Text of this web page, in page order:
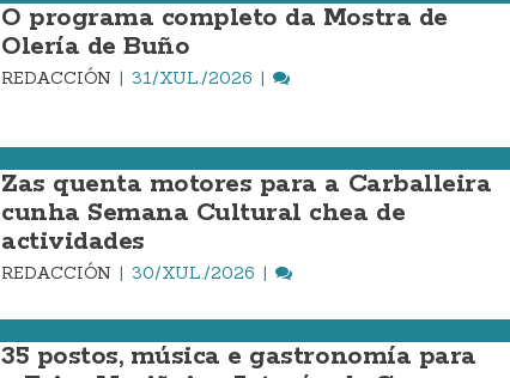
O programa completo da Mostra de
Olería de Buño
REDACCIÓN 31/XUL./2026
Zas quenta motores para a Carballeira
cunha Semana Cultural chea de
actividades
REDACCIÓN 30/XUL./2026
35 postos, música e gastronomía para